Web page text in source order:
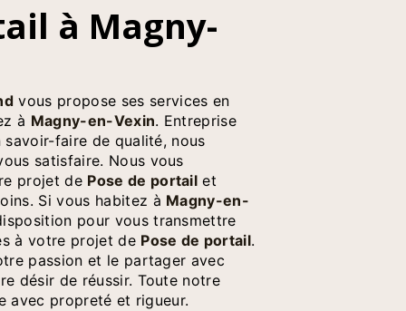
vous propose ses services en
à Magny-en-Vexin. Entreprise
savoir-faire de qualité, nous
satisfaire. Nous vous
projet de Pose de portail et
Si vous habitez à Magny-en-
pour vous transmettre
à votre projet de Pose de portail.
passion et le partager avec
désir de réussir. Toute notre
avec propreté et rigueur.